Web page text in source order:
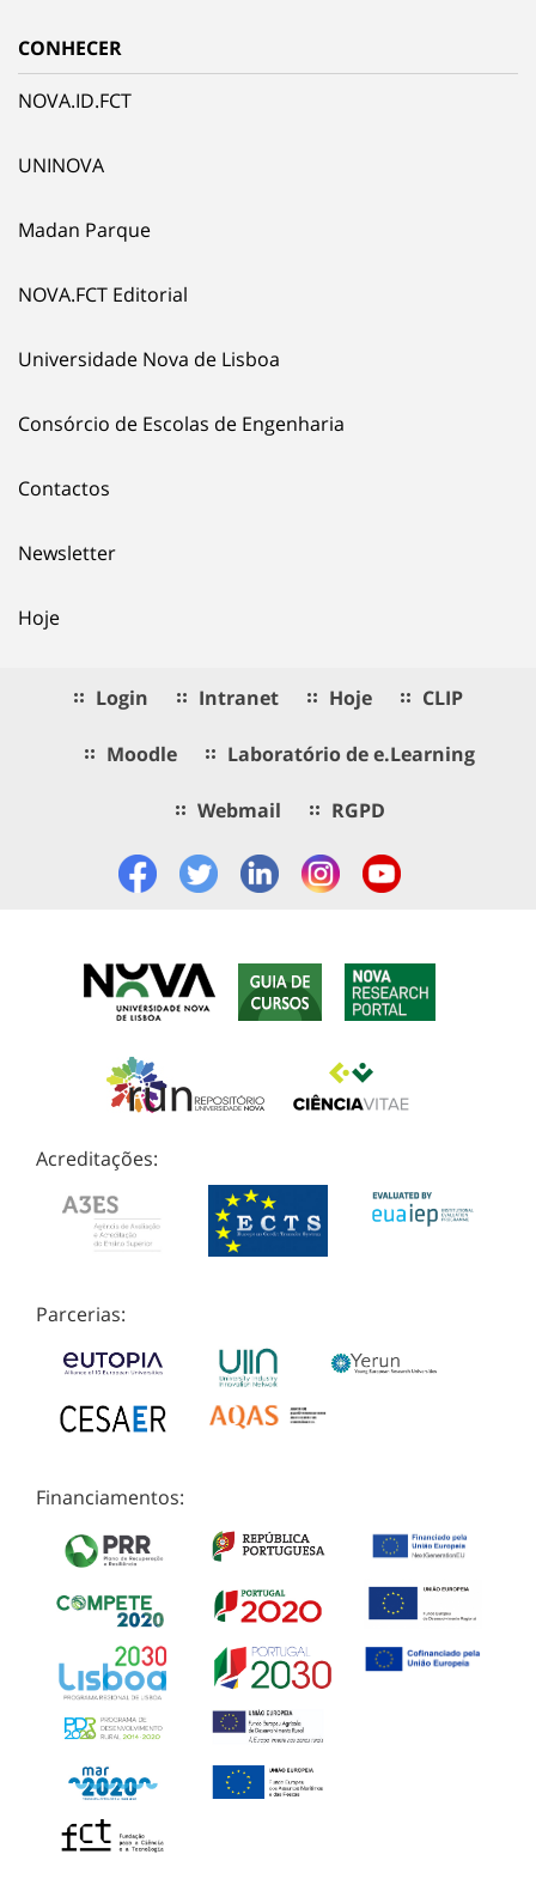
CONHECER
NOVA.ID.FCT
UNINOVA
Madan Parque
NOVA.FCT Editorial
Universidade Nova de Lisboa
Consórcio de Escolas de Engenharia
Contactos
Newsletter
Hoje
Login Intranet Hoje CLIP
Moodle Laboratório de e.Learning
Webmail RGPD
Acreditações:
Parcerias:
Financiamentos: